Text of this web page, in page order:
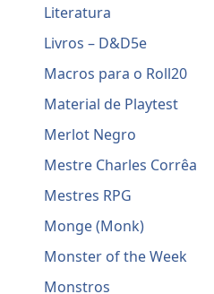
Literatura
Livros – D&D5e
Macros para o Roll20
Material de Playtest
Merlot Negro
Mestre Charles Corrêa
Mestres RPG
Monge (Monk)
Monster of the Week
Monstros